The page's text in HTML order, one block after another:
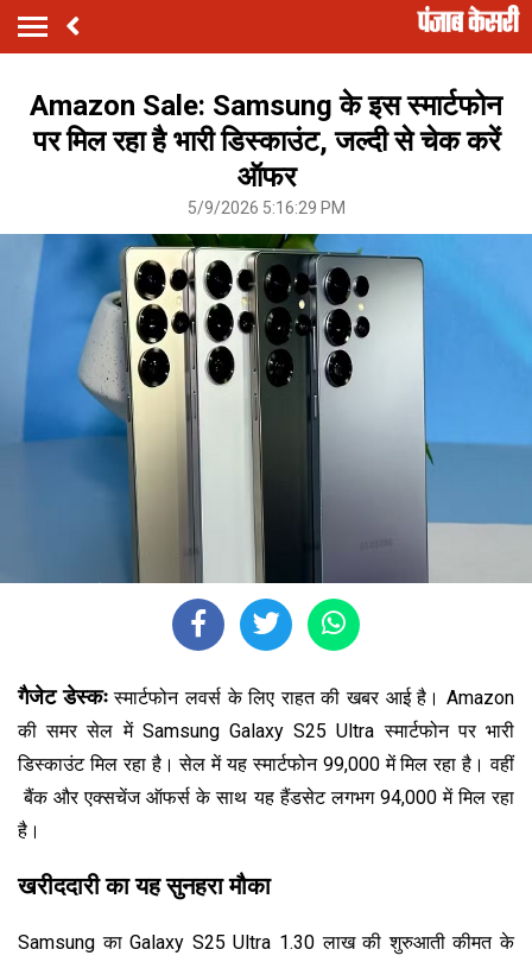
Amazon Sale: Samsung के इस स्मार्टफोन
पर मिल रहा है भारी डिस्काउंट, जल्दी से चेक करें
ऑफर
5/9/2026 5:16:29 PM
गैजेट डेस्कःस्मार्टफोन लवर्स के लिए राहत की खबर आई है। Amazon
की समर सेल में Samsung Galaxy S25 Ultra स्मार्टफोन पर भारी
डिस्काउंट मिल रहा है। सेल में यह स्मार्टफोन ₹99,000 में मिल रहा है। वहीं
बैंक और एक्सचेंज ऑफर्स के साथ यह हैंडसेट लगभग ₹94,000 में मिल रहा
है।
खरीददारी का यह सुनहरा मौका
Samsung का Galaxy S25 Ultra ₹1.30 लाख की शुरुआती कीमत के